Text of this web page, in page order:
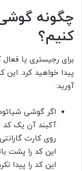
چگونه
کنیم؟
پیدا خواهید کرد.
آورید:
اگر گوشی
روی کارت
این کد را پشت
این کد را پیدا